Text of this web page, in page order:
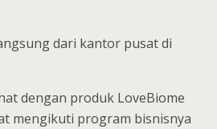
dari kantor pusat di
dengan produk LoveBiome
mengikuti program bisnisnya